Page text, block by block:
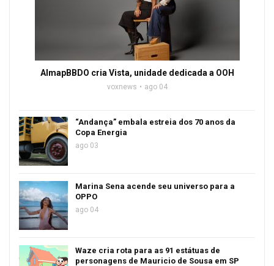
AlmapBBDO cria Vista, unidade dedicada a OOH
voxnews ago 04
“Andança” embala estreia dos 70 anos da
Copa Energia
ago 03
Marina Sena acende seu universo para a
OPPO
ago 04
Waze cria rota para as 91 estátuas de
personagens de Mauricio de Sousa em SP